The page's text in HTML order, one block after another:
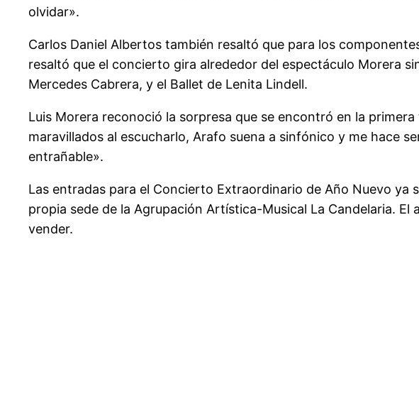
olvidar».
Carlos Daniel Albertos también resaltó que para los
resaltó que el concierto gira alrededor del espectáculo Morera
Mercedes Cabrera, y el Ballet de Lenita Lindell.
Luis Morera reconoció la sorpresa que se encontró en la
maravillados al escucharlo, Arafo suena a sinfónico y me hace
entrañable».
Las entradas para el Concierto Extraordinario de Año Nuevo ya
propia sede de la Agrupación Artística-Musical La Candelaria.
vender.